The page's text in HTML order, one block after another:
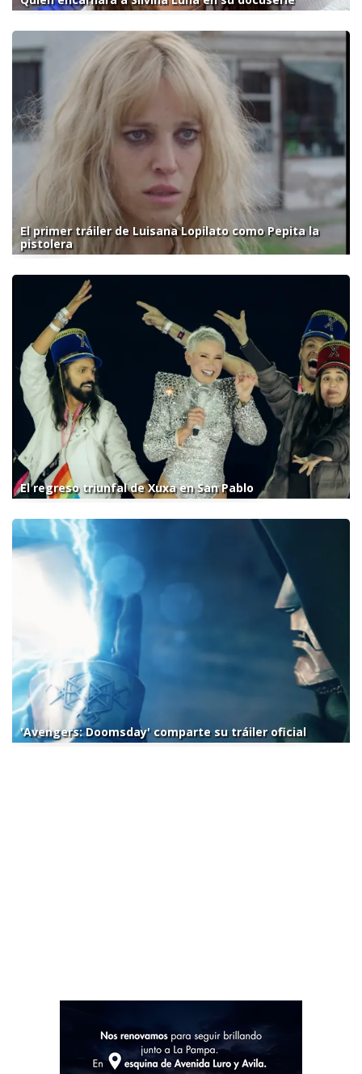
El primer tráiler de Luisana Lopilato como Pepita la
pistolera
El regreso triunfal de Xuxa en San Pablo
'Avengers: Doomsday' comparte su tráiler oficial